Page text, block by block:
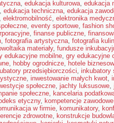
, edukacja kulturowa, edukacja
, edukacja techniczna, edukacja
, elektromobilność, elektronika
, eventy sportowe, fashion
, finanse publiczne,
, fotografia artystyczna, fotografia
materiały, fundusze
edukacyjne mobilne, gry edukacyjne
, hobby ogrodnicze, hotele
przedsiębiorczości, inkubatory
, inwestowanie małych kwot,
społeczne, jachty luksusowe,
społeczne, kancelaria
etyczny, kompetencje zawodowe
w firmie, komunikatory,
zdrowotne, konstrukcje